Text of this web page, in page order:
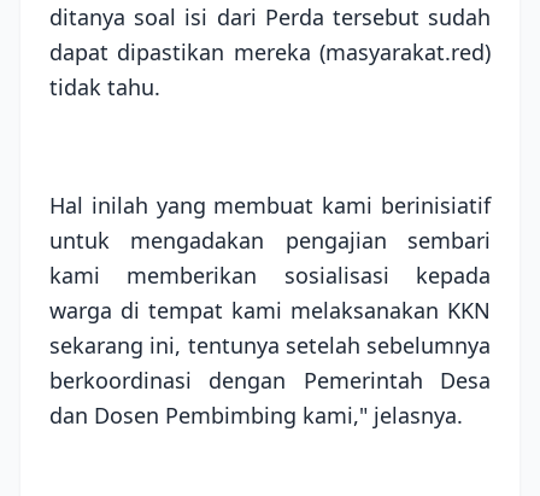
ditanya soal isi dari Perda tersebut sudah
dapat dipastikan mereka (masyarakat.red)
tidak tahu.
Hal inilah yang membuat kami berinisiatif
untuk mengadakan pengajian sembari
kami memberikan sosialisasi kepada
warga di tempat kami melaksanakan KKN
sekarang ini, tentunya setelah sebelumnya
berkoordinasi dengan Pemerintah Desa
dan Dosen Pembimbing kami," jelasnya.